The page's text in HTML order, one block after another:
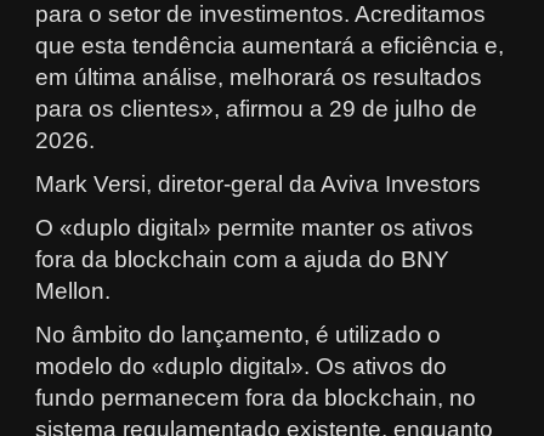
para o setor de investimentos. Acreditamos
que esta tendência aumentará a eficiência e,
em última análise, melhorará os resultados
para os clientes», afirmou a 29 de julho de
2026.
Mark Versi, diretor-geral da Aviva Investors
O «duplo digital» permite manter os ativos
fora da blockchain com a ajuda do BNY
Mellon.
No âmbito do lançamento, é utilizado o
modelo do «duplo digital». Os ativos do
fundo permanecem fora da blockchain, no
sistema regulamentado existente, enquanto